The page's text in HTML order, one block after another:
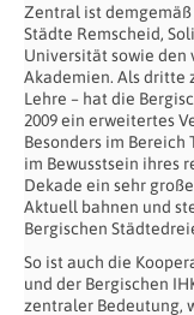
Zentral ist
Städte Remscheid,
Universität sowie den
Akademien. Als dritte
Lehre – hat die
2009 ein erweitertes
Besonders im
im Bewusstsein ihres
Dekade ein sehr
Aktuell bahnen und
Bergischen
So ist auch die
und der Bergischen
zentraler Bedeutung,